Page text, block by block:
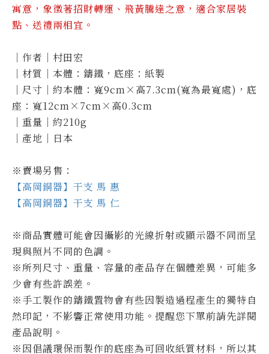
寓意，象徵著招財轉運、 飛黃騰達之意，適合家居裝
點、送禮兩相宜。
｜作者｜村田宏
｜材質｜本體：鑄鐵，底座：紙製
｜尺寸｜約本體：寬9cm×高7.3cm(寬為最寬處)，底
座：寬12cm×7cm×高0.3cm
｜重量｜約210g
｜產地｜日本
※賣場另售：
【高岡銅器】干支 馬 惠
【高岡銅器】干支 馬 仁
※商品實體可能會因攝影的光線折射或顯示器不同而呈
現與照片不同的色調。
※所列尺寸、重量、容量的產品存在個體差異，可能多
少會有些許誤差。
※手工製作的鑄鐵置物會有些因製造過程產生的獨特自
然印記，不影響正常使用功能。提醒您下單前請先詳閱
產品說明。
※因倡議環保而製作的底座為可回收紙質材料，所以其